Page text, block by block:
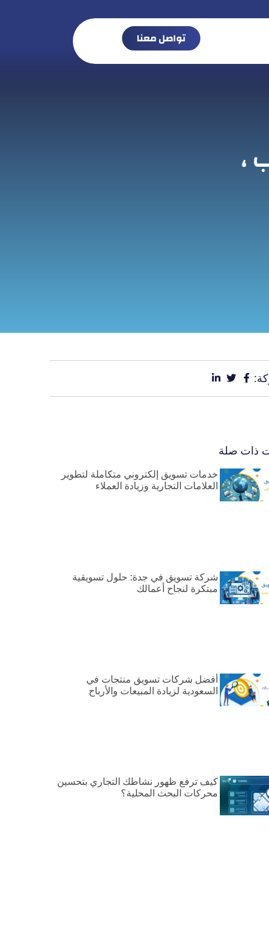
تواصل معنا
،
ذات صلة
خدمات تسويق إلكتروني متكاملة لتطوير
العلامات التجارية وزيادة العملاء
شركة تسويق في جدة: حلول تسويقية
مبتكرة لنجاح أعمالك
أفضل شركات تسويق منتجات في
السعودية لزيادة المبيعات والأرباح
كيف ترفع ظهور نشاطك التجاري بتحسين
محركات البحث المحلية؟